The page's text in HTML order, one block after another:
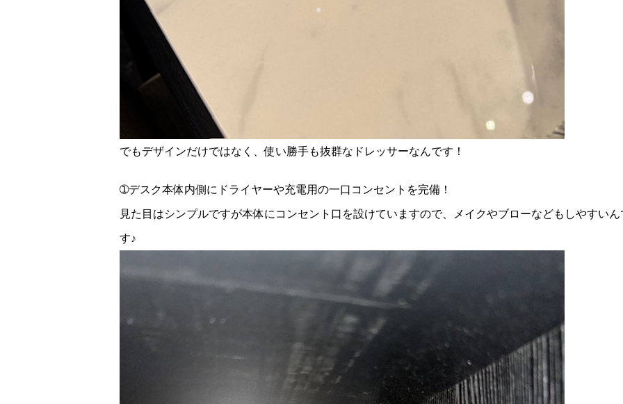
でもデザインだけではなく、使い勝手も抜群なドレッサーなんです！
➀デスク本体内側にドライヤーや充電用の一口コンセントを完備！
見た目はシンプルですが本体にコンセント口を設けていますので、メイクやブローなどもしやすいん
す♪